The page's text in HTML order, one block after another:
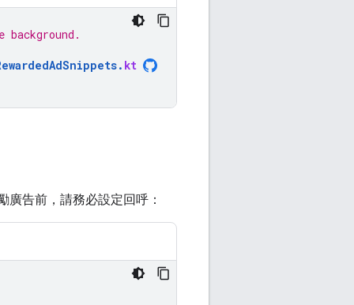
. kt
廣告前，請務必設定回呼：